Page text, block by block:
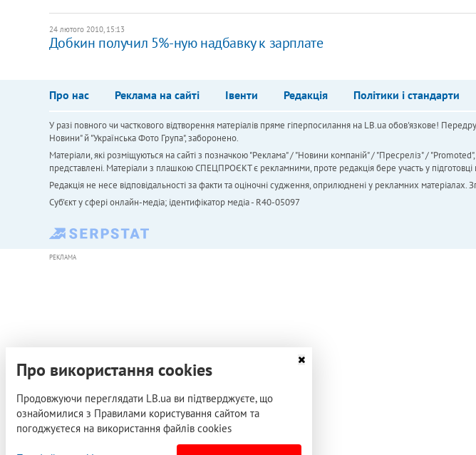
24 лютого 2010, 15:13
Добкин получил 5%-ную надбавку к зарплате
Про нас Реклама на сайті Івенти Редакція Політики і стандарти
У разі повного чи часткового відтворення матеріалів пряме гіперпосилання на LB.ua обов'язкове!
Новини" й "Українська Фото Група", заборонено.
Матеріали, які розміщуються на сайті з позначкою "Реклама" / "Новини компаній" / "Пресреліз" /
представлені. Матеріали з плашкою СПЕЦПРОЄКТ є рекламними, проте редакція бере участь у підготовці
Редакція не несе відповідальності за факти та оціночні судження, оприлюднені у рекламних матеріалах.
Cуб'єкт у сфері онлайн-медіа; ідентифікатор медіа - R40-05097
РЕКЛАМА
Про використання cookies
Продовжуючи переглядати LB.ua ви підтверджуєте, що
ознайомилися з Правилами користування сайтом та
погоджуєтеся на використання файлів cookies